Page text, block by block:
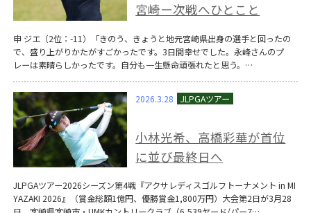
宮崎ー次戦へひとこと
申 ジエ（2位：-11）「きのう、きょうと地元宮崎県出身の選手と回ったの
で、盛り上がりかたがすごかったです。3日間幸せでした。永峰さんのプ
レーは素晴らしかったです。自分も一生懸命頑張れたと思う。…
2026.3.28
小林光希、高橋彩華が首位
に並び最終日へ
JLPGAツアー2026シーズン第4戦『アクサレディスゴルフトーナメント in MI
YAZAKI 2026』（賞金総額1億円、優勝賞金1,800万円）大会第2日が3月28